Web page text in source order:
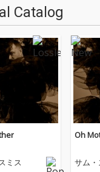
Catalog
ミス
Oh
サム